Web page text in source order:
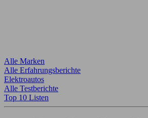
Alle Marken
Alle Erfahrungsberichte
Elektroautos
Alle Testberichte
Top 10 Listen